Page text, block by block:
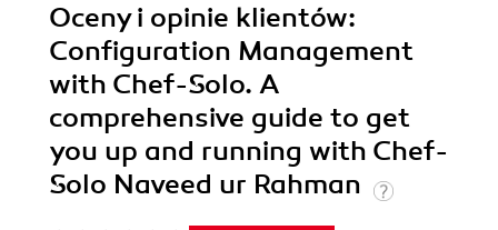
Oceny i opinie klientów:
Configuration Management
with Chef-Solo. A
comprehensive guide to get
you up and running with Chef-
Solo Naveed ur Rahman